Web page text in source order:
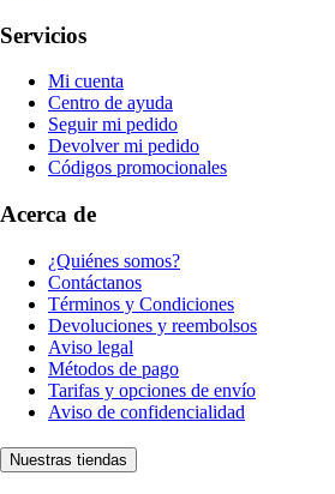
Servicios
Mi cuenta
Centro de ayuda
Seguir mi pedido
Devolver mi pedido
Códigos promocionales
Acerca de
¿Quiénes somos?
Contáctanos
Términos y Condiciones
Devoluciones y reembolsos
Aviso legal
Métodos de pago
Tarifas y opciones de envío
Aviso de confidencialidad
Nuestras tiendas